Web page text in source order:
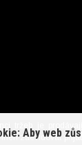
Aby web
tržeb je
zaevidovat